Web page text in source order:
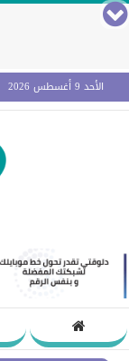
الأحد 9 أغسطس 2026